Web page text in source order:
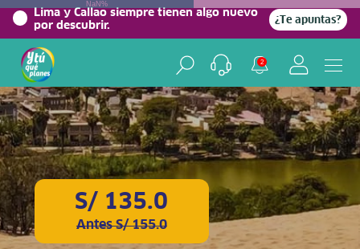
Lima y Callao siempre tienen algo nuevo
por descubrir.
¿Te apuntas?
2
NaN%
S/ 135.0
Antes S/ 155.0